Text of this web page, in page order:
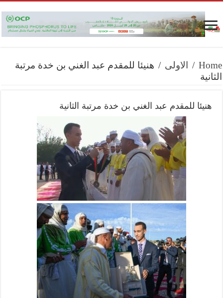
Home
/ الاولى / هنيئا للمقدم عبد الغني بن خدة مرتبة
الثانية
هنيئا للمقدم عبد الغني بن خدة مرتبة الثانية